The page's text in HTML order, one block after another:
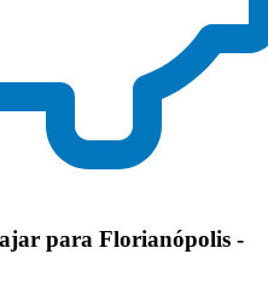
para Florianópolis -